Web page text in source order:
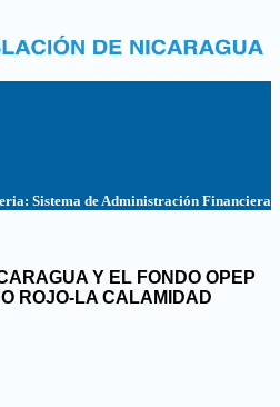
Sistema de Administración Financiera
Y EL FONDO OPEP
ROJO-LA CALAMIDAD